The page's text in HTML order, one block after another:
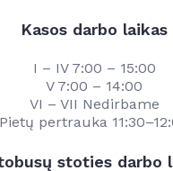
Kasos darbo laikas
I – IV 7:00 – 15:00
V 7:00 – 14:00
VI – VII Nedirbame
Pietų pertrauka
stoties darbo